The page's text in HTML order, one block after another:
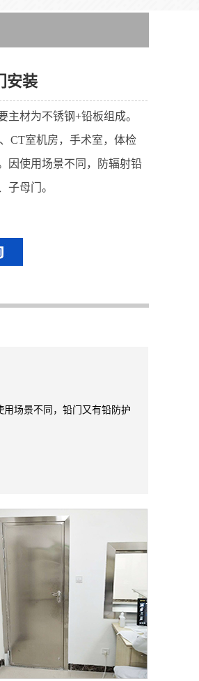
安装
主材为不锈钢+铅板组成。
CT室机房，手术室，体检
因使用场景不同，防辐射铅
子母门。
场景不同，铅门又有铅防护